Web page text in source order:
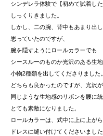
シンデレラ体験で【初めて試着し
しっくりきました。
しかし、二の腕、背中もあまり出
思っていたのですが、
腕を隠すようにロールカラーでも
シースルーのものか光沢のある生
小物2種類を出してくださりました。
どちらも良かったのですが、光沢が
同じような生地感のリボンを腰に
とても素敵になりました。
ロールカラーは、式中に上に上がら
ドレスに縫い付けてくださいました